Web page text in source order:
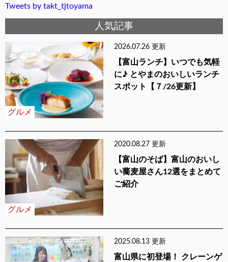
Tweets by takt_tjtoyama
人気記事
グルメ
2026.07.26 更新
【富山ランチ】いつでも気軽
に♪ とやまのおいしいランチ
スポット【７/26更新】
グルメ
2020.08.27 更新
【富山のそば】富山のおいし
い蕎麦屋さん12選をまとめて
ご紹介
2025.08.13 更新
富山県に初登場！ クレーンゲ